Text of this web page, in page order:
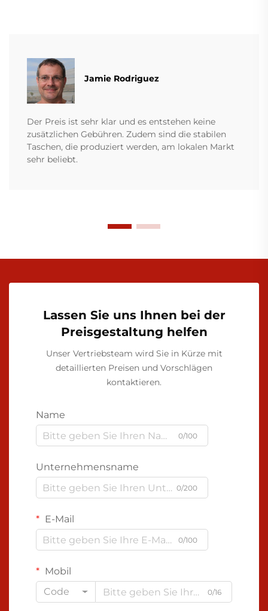
Jamie Rodriguez
Der Preis ist sehr klar und es entstehen keine
zusätzlichen Gebühren. Zudem sind die stabilen
Taschen, die produziert werden, am lokalen Markt
sehr beliebt.
Lassen Sie uns Ihnen bei der
Preisgestaltung helfen
Unser Vertriebsteam wird Sie in Kürze mit
detaillierten Preisen und Vorschlägen
kontaktieren.
Name
0/100
Unternehmensname
0/200
E-Mail
0/100
Mobil
Code
0/16